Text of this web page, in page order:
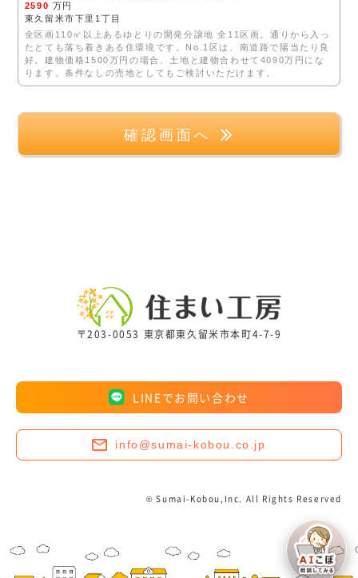
2590 万円
東久留米市下里1丁目
全区画110㎡以上あるゆとりの開発分譲地 全11区画。通りから入っ
たとても落ち着きある住環境です。No.1区は、南道路で陽当たり良
好。建物価格1500万円の場合、土地と建物合わせて4090万円にな
ります。条件なしの売地としてもご検討いただけます。
確認画面へ
〒203-0053 東京都東久留米市本町4-7-9
LINEでお問い合わせ
info@sumai-kobou.co.jp
© Sumai-Kobou,Inc. All Rights Reserved